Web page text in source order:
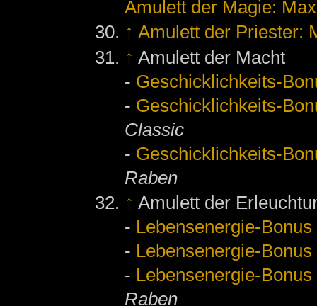
Amulett der Magie:
↑ Amulett der Priester:
↑ Amulett der Macht
- Geschicklichkeits-
- Geschicklichkeits-
Classic
- Geschicklichkeits-
Raben
↑ Amulett der
- Lebensenergie-
- Lebensenergie-
- Lebensenergie-
Raben